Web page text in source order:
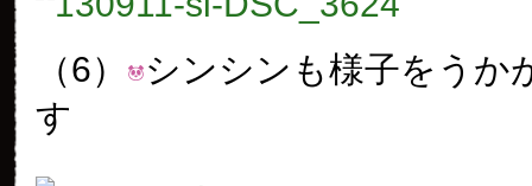
（6）
シンシンも様子をうか
す